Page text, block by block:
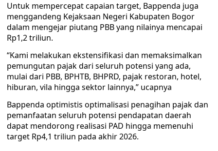
Untuk mempercepat capaian target, Bappenda juga
menggandeng Kejaksaan Negeri Kabupaten Bogor
dalam mengejar piutang PBB yang nilainya mencapai
Rp1,2 triliun.
“Kami melakukan ekstensifikasi dan memaksimalkan
pemungutan pajak dari seluruh potensi yang ada,
mulai dari PBB, BPHTB, BHPRD, pajak restoran, hotel,
hiburan, vila hingga sektor lainnya,” ucapnya
Bappenda optimistis optimalisasi penagihan pajak dan
pemanfaatan seluruh potensi pendapatan daerah
dapat mendorong realisasi PAD hingga memenuhi
target Rp4,1 triliun pada akhir 2026.